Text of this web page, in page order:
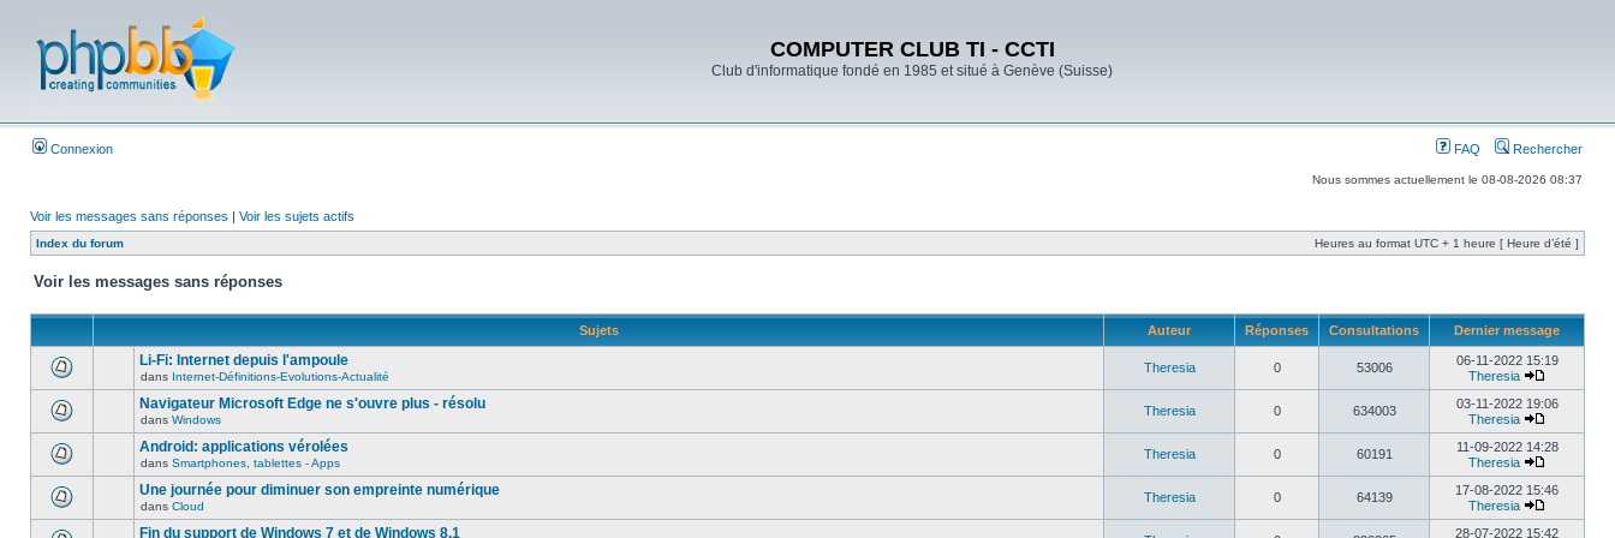
COMPUTER CLUB TI - CCTI
Club d'informatique fondé en 1985 et situé à Genève (Suisse)
Connexion FAQ Rechercher
Nous sommes actuellement le 08-08-2026 08:37
Voir les messages sans réponses | Voir les sujets actifs
Index du forum Heures au format UTC + 1 heure [ Heure d’été ]
Voir les messages sans réponses
Sujets Auteur Réponses Consultations Dernier message
Li-Fi: Internet depuis l'ampoule
dans Internet-Définitions-Evolutions-Actualité
Theresia 0 53006
06-11-2022 15:19
Theresia
Navigateur Microsoft Edge ne s'ouvre plus - résolu
dans Windows
Theresia 0 634003
03-11-2022 19:06
Theresia
Android: applications vérolées
dans Smartphones, tablettes - Apps
Theresia 0 60191
11-09-2022 14:28
Theresia
Une journée pour diminuer son empreinte numérique
dans Cloud
Theresia 0 64139
17-08-2022 15:46
Theresia
Fin du support de Windows 7 et de Windows 8.1
28-07-2022 15:42